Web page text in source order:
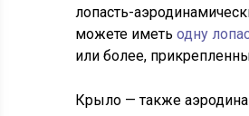
лопасть-
можете иметьодну
или более,
Крыло — также